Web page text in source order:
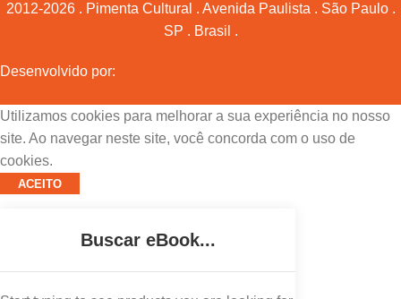
2012-2026 . Pimenta Cultural . Avenida Paulista . São Paulo .
SP . Brasil .
Desenvolvido por:
Utilizamos cookies para melhorar a sua experiência no nosso
site. Ao navegar neste site, você concorda com o uso de
cookies.
ACEITO